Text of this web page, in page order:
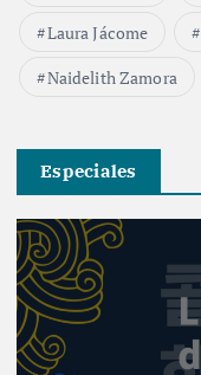
Laura Jácome
Naidelith Zamora
Especiales